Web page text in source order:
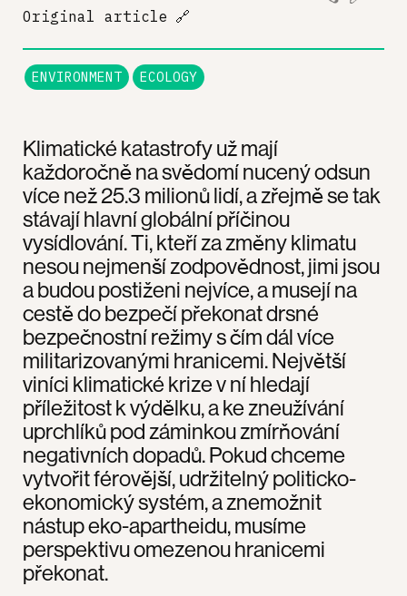
Klimatické katastrofy už mají
každoročně na svědomí nucený odsun
více než 25.3 milionů lidí, a zřejmě se tak
stávají hlavní globální příčinou
vysídlování. Ti, kteří za změny klimatu
nesou nejmenší zodpovědnost, jimi jsou
a budou postiženi nejvíce, a musejí na
cestě do bezpečí překonat drsné
bezpečnostní režimy s čím dál více
militarizovanými hranicemi. Největší
viníci klimatické krize v ní hledají
příležitost k výdělku, a ke zneužívání
uprchlíků pod záminkou zmírňování
negativních dopadů. Pokud chceme
vytvořit férovější, udržitelný politicko-
ekonomický systém, a znemožnit
nástup eko-apartheidu, musíme
perspektivu omezenou hranicemi
překonat.
Original article 🔗
ENVIRONMENT ECOLOGY